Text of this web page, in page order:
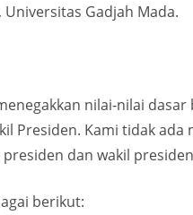
Universitas Gadjah Mada.
nilai-nilai
Presiden. Kami tidak
dan wakil
berikut: